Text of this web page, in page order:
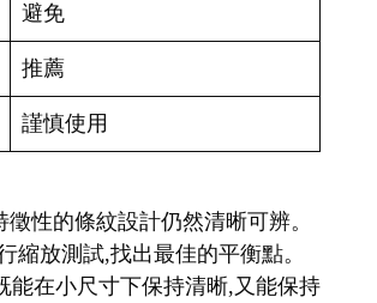
避免
推薦
謹慎使用
性的條紋設計仍然清晰可辨。
放測試,找出最佳的平衡點。
能在小尺寸下保持清晰,又能保持